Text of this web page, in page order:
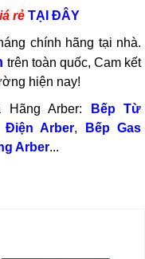
rẻ TẠI ĐÂY
chính hãng tại nhà.
trên toàn quốc, Cam kết
hiện nay!
Hãng Arber:
Bếp Từ
Điện Arber,
Bếp Gas
Arber...